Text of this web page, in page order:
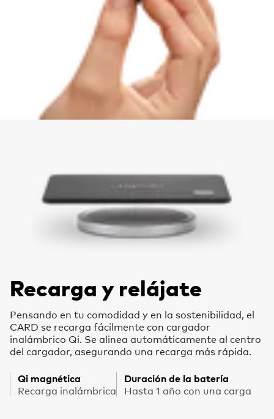
Recarga y relájate
Pensando en tu comodidad y en la sostenibilidad, el
CARD se recarga fácilmente con cargador
inalámbrico Qi. Se alinea automáticamente al centro
del cargador, asegurando una recarga más rápida.
Qi magnética
Recarga inalámbrica
Duración de la batería
Hasta 1 año con una carga